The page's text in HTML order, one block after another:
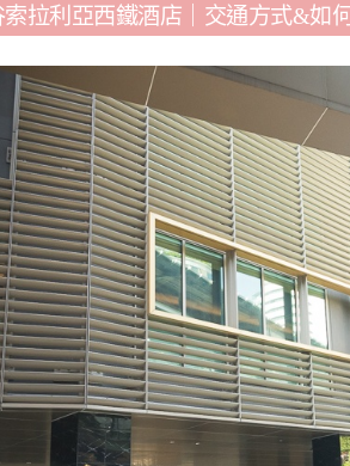
索拉利亞西鐵酒店｜交通方式&如